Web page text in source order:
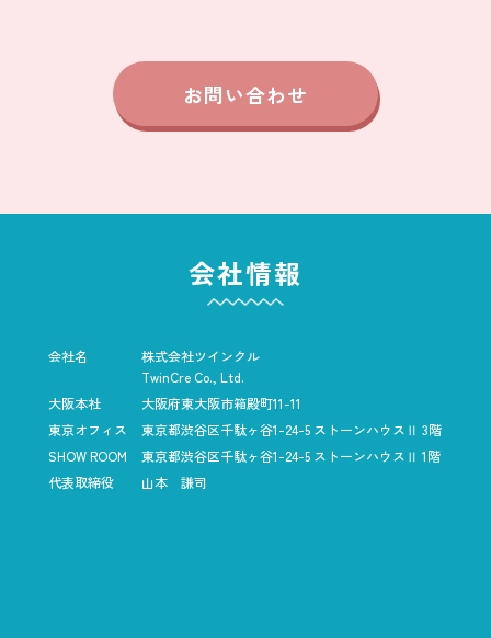
お問い合わせ
会社情報
会社名
株式会社ツインクル
TwinCre Co., Ltd.
大阪本社
大阪府東大阪市箱殿町11-11
東京オフィス
東京都渋谷区千駄ヶ谷1-24-5 ストーンハウスⅡ 3階
SHOW ROOM
東京都渋谷区千駄ヶ谷1-24-5 ストーンハウスⅡ 1階
代表取締役
山本 謙司